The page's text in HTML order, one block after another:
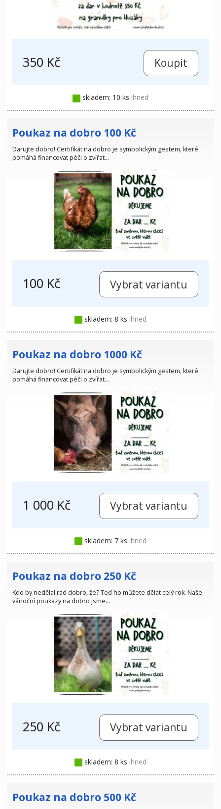
350 Kč
skladem: 10 ks ihned
Poukaz na dobro 100 Kč
Darujte dobro! Certifikát na dobro je symbolickým gestem, které
pomáhá financovat péči o zvířat…
100 Kč
skladem: 8 ks ihned
Poukaz na dobro 1000 Kč
Darujte dobro! Certifikát na dobro je symbolickým gestem, které
pomáhá financovat péči o zvířat…
1 000 Kč
skladem: 7 ks ihned
Poukaz na dobro 250 Kč
Kdo by nedělal rád dobro, že? Teď ho můžete dělat celý rok. Naše
vánoční poukazy na dobro jsme…
250 Kč
skladem: 8 ks ihned
Poukaz na dobro 500 Kč